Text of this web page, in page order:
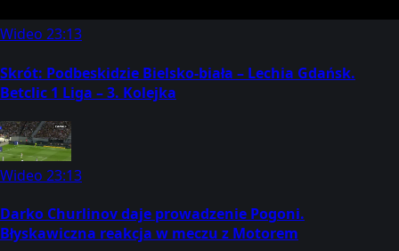
Wideo 23:13
Skrót: Podbeskidzie Bielsko-biała – Lechia Gdańsk.
Betclic 1 Liga – 3. Kolejka
Wideo 23:13
Darko Churlinov daje prowadzenie Pogoni.
Błyskawiczna reakcja w meczu z Motorem